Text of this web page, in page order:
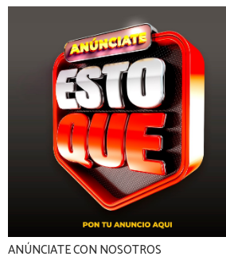
ANÚNCIATE CON NOSOTROS